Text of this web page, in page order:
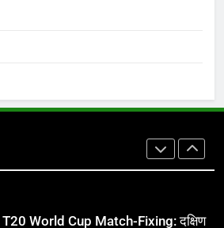
अर्जुन तेंदुलकर की पत्नी सानिया चंडोक:
उम्र, परिवार, करियर और शादी से जुड़ी हर
T20 World Cup Match-Fixing: दक्षिण